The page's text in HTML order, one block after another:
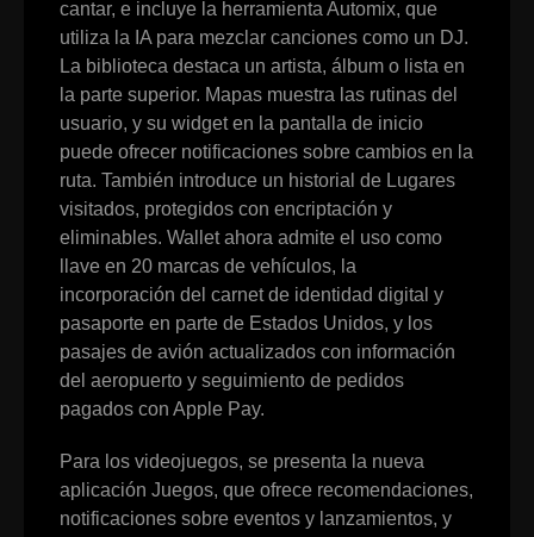
cantar, e incluye la herramienta Automix, que
utiliza la IA para mezclar canciones como un DJ.
La biblioteca destaca un artista, álbum o lista en
la parte superior. Mapas muestra las rutinas del
usuario, y su widget en la pantalla de inicio
puede ofrecer notificaciones sobre cambios en la
ruta. También introduce un historial de Lugares
visitados, protegidos con encriptación y
eliminables. Wallet ahora admite el uso como
llave en 20 marcas de vehículos, la
incorporación del carnet de identidad digital y
pasaporte en parte de Estados Unidos, y los
pasajes de avión actualizados con información
del aeropuerto y seguimiento de pedidos
pagados con Apple Pay.
Para los videojuegos, se presenta la nueva
aplicación Juegos, que ofrece recomendaciones,
notificaciones sobre eventos y lanzamientos, y